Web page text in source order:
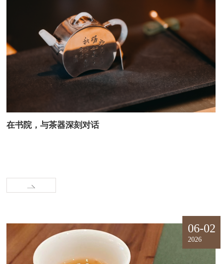
在书院，与茶器深刻对话
06-02
2026